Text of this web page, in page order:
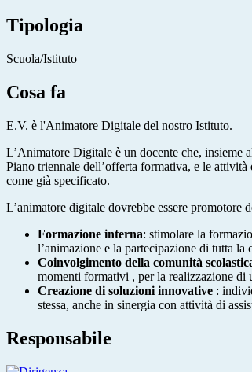
Tipologia
Scuola/Istituto
Cosa fa
E.V. è l'Animatore Digitale del nostro Istituto.
L’Animatore Digitale è un docente che,
Piano triennale dell’offerta formativa, e le
come già specificato.
L’animatore digitale dovrebbe essere promotore
Formazione interna: stimolare la
l’animazione e la partecipazione di tutta
Coinvolgimento della comunità
momenti formativi , per la realizzazione di
Creazione di soluzioni innovative :
stessa, anche in sinergia con attività di
Responsabile